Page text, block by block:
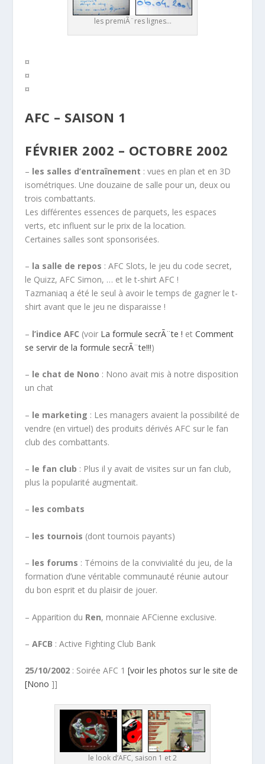
les premiÃ¨res lignes…
¤
¤
¤
AFC – SAISON 1
FÉVRIER 2002 – OCTOBRE 2002
– les salles d’entraînement : vues en plan et en 3D
isométriques. Une douzaine de salle pour un, deux ou
trois combattants.
Les différentes essences de parquets, les espaces
verts, etc influent sur le prix de la location.
Certaines salles sont sponsorisées.
– la salle de repos : AFC Slots, le jeu du code secret,
le Quizz, AFC Simon, … et le t-shirt AFC !
Tazmaniaq a été le seul à avoir le temps de gagner le t-
shirt avant que le jeu ne disparaisse !
– l’indice AFC (voir La formule secrÃ¨te ! etComment
se servir de la formule secrÃ¨te!!!)
– le chat de Nono : Nono avait mis à notre disposition
un chat
– le marketing : Les managers avaient la possibilité de
vendre (en virtuel) des produits dérivés AFC sur le fan
club des combattants.
– le fan club : Plus il y avait de visites sur un fan club,
plus la popularité augmentait.
– les combats
– les tournois (dont tournois payants)
– les forums : Témoins de la convivialité du jeu, de la
formation d’une véritable communauté réunie autour
du bon esprit et du plaisir de jouer.
– Apparition du Ren, monnaie AFCienne exclusive.
–AFCB : Active Fighting Club Bank
25/10/2002 : Soirée AFC 1[voir les photos sur le site de
[Nono ]]
le look d’AFC, saison 1 et 2